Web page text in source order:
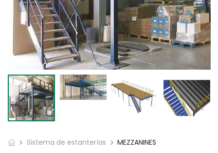
Sistema de estanterías
MEZZANINES